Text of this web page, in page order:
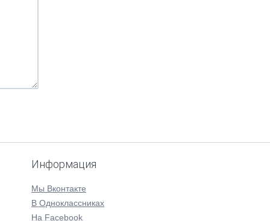
Информация
Мы Вконтакте
В Одноклассниках
На Facebook